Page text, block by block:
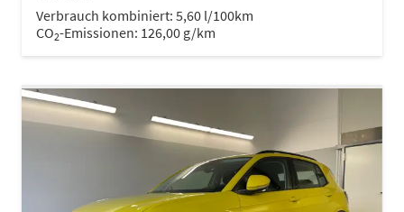
Verbrauch kombiniert: 5,60 l/100km
CO2-Emissionen: 126,00 g/km